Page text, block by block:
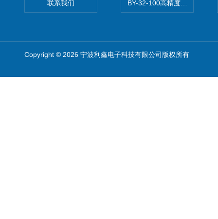
联系我们 BY-32-100高精度可调开关电
Copyright © 2026 宁波利鑫电子科技有限公司版权所有